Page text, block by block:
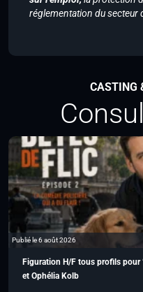
réglementation du secteur
CASTING
Publié le 6 août 2026
Figuration H/F tous profils pour
et Ophélia Kolb